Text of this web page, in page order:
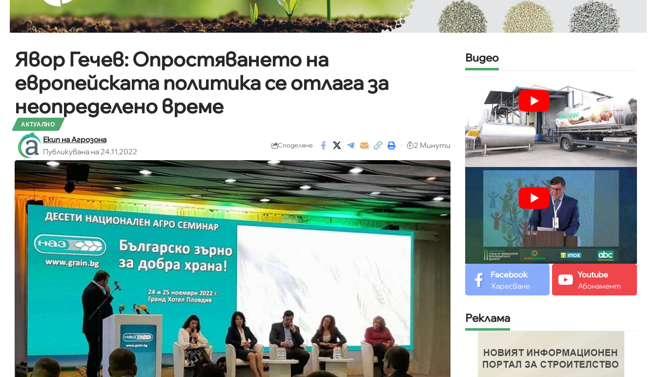
Явор Гечев: Опростяването на
европейската политика се отлага за
неопределено време
АКТУАЛНО
Екип на Агрозона
Публикувана на 24.11.2022
Споделяне 2 Минути
Видео
Facebook
Харесване
Youtube
Абонамент
Реклама